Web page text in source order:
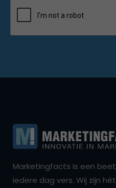
Marketingfacts is een
iedere dag vers. Wij zijn